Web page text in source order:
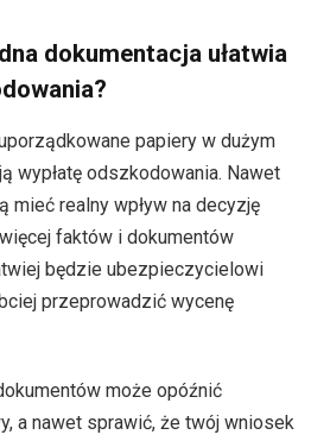
dokumentacja ułatwia
papiery w dużym
wypłatę odszkodowania. Nawet
mieć realny wpływ na decyzję
faktów i dokumentów
będzie ubezpieczycielowi
przeprowadzić wycenę
może opóźnić
a nawet sprawić, że twój wniosek